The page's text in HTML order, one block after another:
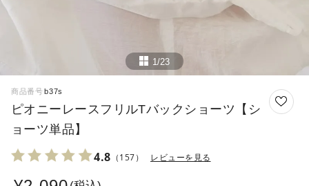
1/23
商品番号 b37s
ピオニーレースフリルTバックショーツ【シ
ョーツ単品】
4.8 （157） レビューを見る